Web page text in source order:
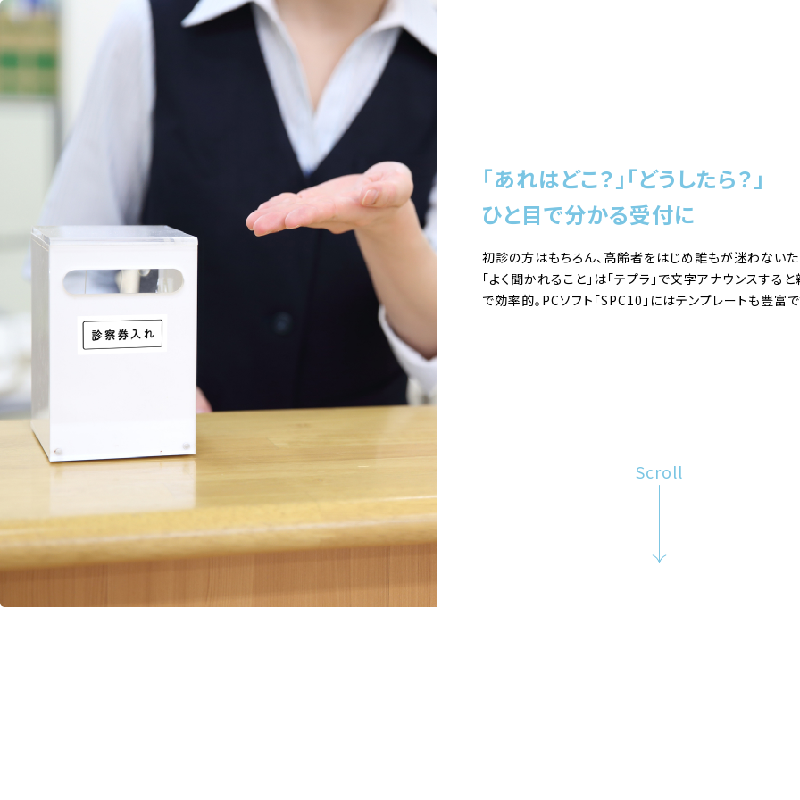
「あれはどこ？」「どうしたら？」
ひと目で分かる受付に
初診の方はもちろん、高齢者をはじめ誰もが迷わない
「よく聞かれること」は「テプラ」で文字アナウンスする
で効率的。PCソフト「SPC10」にはテンプレートも豊富で
Scroll